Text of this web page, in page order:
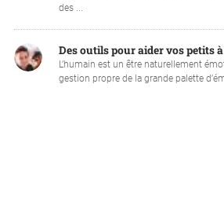
des ...
Des outils pour aider vos petits
L’humain est un être naturellement
gestion propre de la grande palette